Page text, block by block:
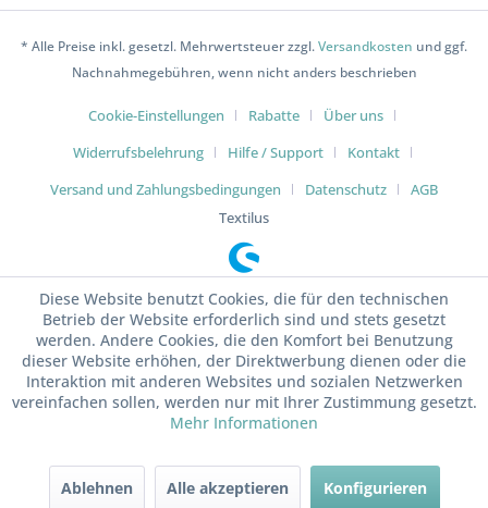
* Alle Preise inkl. gesetzl. Mehrwertsteuer zzgl.Versandkosten und ggf.
Nachnahmegebühren, wenn nicht anders beschrieben
Cookie-Einstellungen Rabatte
Über uns
Widerrufsbelehrung
Hilfe / Support
Kontakt
Versand und Zahlungsbedingungen
Datenschutz
AGB
Textilus
Diese Website benutzt Cookies, die für den technischen
Betrieb der Website erforderlich sind und stets gesetzt
werden. Andere Cookies, die den Komfort bei Benutzung
dieser Website erhöhen, der Direktwerbung dienen oder die
Interaktion mit anderen Websites und sozialen Netzwerken
vereinfachen sollen, werden nur mit Ihrer Zustimmung gesetzt.
Mehr Informationen
Ablehnen Alle akzeptieren Konfigurieren